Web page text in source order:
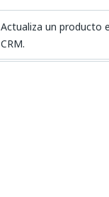
Actualiza un producto
CRM.